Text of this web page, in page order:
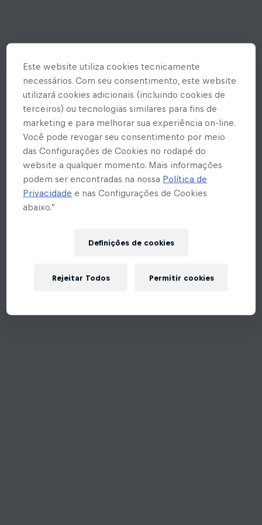
aqui
Este website utiliza cookies tecnicamente
necessários. Com seu consentimento, este website
utilizará cookies adicionais (incluindo cookies de
terceiros) ou tecnologias similares para fins de
marketing e para melhorar sua experiência on-line.
Você pode revogar seu consentimento por meio
das Configurações de Cookies no rodapé do
website a qualquer momento. Mais informações
podem ser encontradas na nossa Política de
Privacidade e nas Configurações de Cookies
abaixo.”
Definições de cookies
Rejeitar Todos Permitir cookies